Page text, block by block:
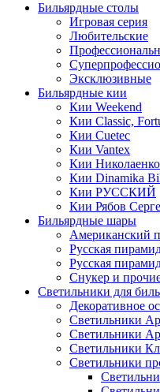
Бильярдные столы
Игровая серия
Любительские
Эксклюзивные
Бильярдные кии
Кии Weekend
Кии Classic,
Кии Cuetec
Кии Vantex
Кии
Кии Dinamika
Кии РУССКИЙ
Кии Рябов
Бильярдные шары
Американский
Русская
Русская
Снукер и
Светильники для
Декоративное
Светильники
Светильники
Светильники
Светильники